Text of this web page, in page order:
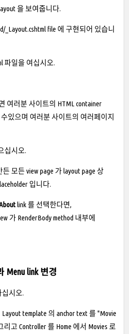
을 보여줍니다.
_Layout.cshtml file 에 구현되어 있습니
파일을 여십시오.
여러분 사이트의 HTML container
있으며 여러분 사이트의 여러페이지
십시오.
모든 view page 가 layout page 상
입니다.
link 를 선택한다면,
가 RenderBody method 내부에
Menu link 변경
시오.
template 의 anchor text 를 "Movie
고 Controller 를 Home 에서 Movies 로